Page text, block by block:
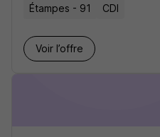
Étampes - 91 CDI
Voir l’offre